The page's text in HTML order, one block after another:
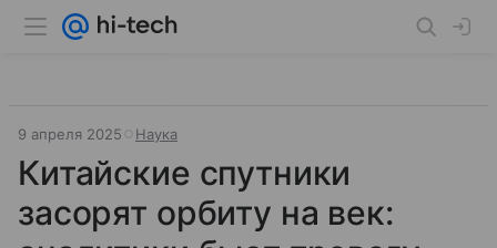
9 апреля 2025 Наука
Китайские спутники
засорят орбиту на век: